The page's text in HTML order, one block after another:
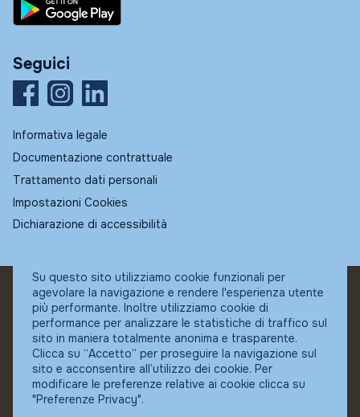
Seguici
Informativa legale
Documentazione contrattuale
Trattamento dati personali
Impostazioni Cookies
Dichiarazione di accessibilità
© Fundstore
Collocatore autorizzato:
Banca Ifigest SpA
P.Iva: 04337180485
Su questo sito utilizziamo cookie funzionali per
agevolare la navigazione e rendere l'esperienza utente
più performante. Inoltre utilizziamo cookie di
performance per analizzare le statistiche di traffico sul
sito in maniera totalmente anonima e trasparente.
Clicca su “Accetto” per proseguire la navigazione sul
sito e acconsentire all’utilizzo dei cookie. Per
modificare le preferenze relative ai cookie clicca su
"Preferenze Privacy".